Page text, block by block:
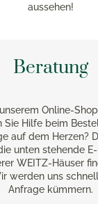
aussehen!
Beratung
Online-
Sie Hilfe beim
auf dem Herzen?
unten stehende
WEITZ-Häuser
werden uns
Anfrage kümmern.